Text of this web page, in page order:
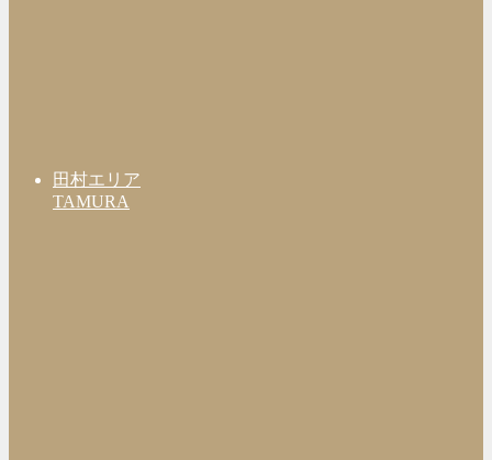
田村エリア
TAMURA